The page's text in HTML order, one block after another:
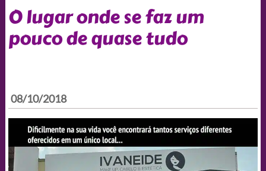
O lugar onde se faz um
pouco de quase tudo
08/10/2018